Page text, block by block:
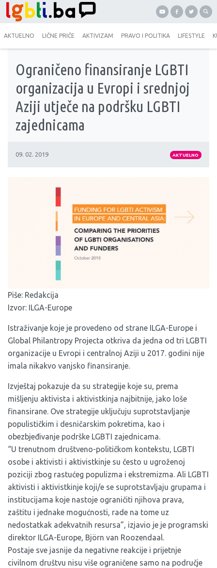
AKTUELNO LIČNE PRIČE AKTIVIZAM PRAVO I POLITIKA LIFESTYLE
Ograničeno finansiranje LGBTI
organizacija u Evropi i srednjoj
Aziji utječe na podršku LGBTI
zajednicama
09. 02. 2019 AKTUELNO
Piše: Redakcija
Izvor: ILGA-Europe
Istraživanje koje je provedeno od strane ILGA-Europe i
Global Philantropy Projecta otkriva da jedna od tri LGBTI
organizacije u Evropi i centralnoj Aziji u 2017. godini nije
imala nikakvo vanjsko finansiranje.
Izvještaj pokazuje da su strategije koje su, prema
mišljenju aktivista i aktivistkinja najbitnije, jako loše
finansirane. Ove strategije uključuju suprotstavljanje
populističkim i desničarskim pokretima, kao i
obezbjeđivanje podrške LGBTI zajednicama.
“U trenutnom društveno-političkom kontekstu, LGBTI
osobe i aktivisti i aktivistkinje su često u ugroženoj
poziciji zbog rastućeg populizma i ekstremizma. Ali LGBTI
aktivisti i aktivistkinje koji/e se suprotstavljaju grupama i
institucijama koje nastoje ograničiti njihova prava,
zaštitu i jednake mogućnosti, rade na tome uz
nedostatkak adekvatnih resursa”, izjavio je je programski
direktor ILGA-Europe, Björn van Roozendaal.
Postaje sve jasnije da negativne reakcije i prijetnje
civilnom društvu nisu više ograničene samo na područje